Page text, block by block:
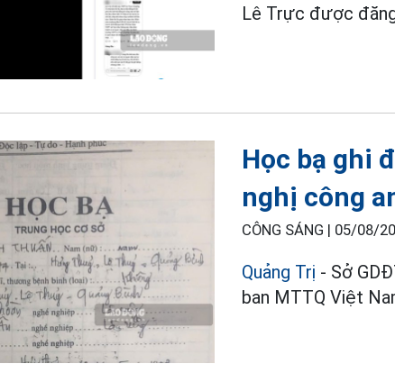
Lê Trực được
Học bạ ghi
nghị công
CÔNG SÁNG | 05/08/
Quảng Trị - Sở
ban MTTQ Việt